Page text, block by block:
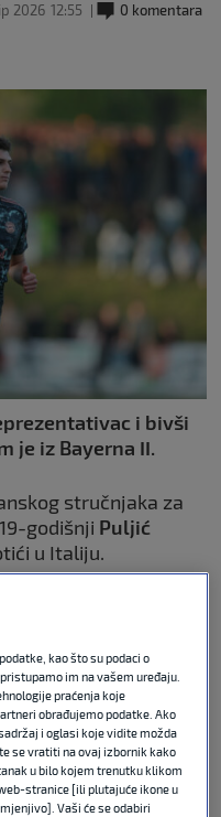
2026 12:55 0 komentara
i bivši
je iz Bayerna II.
stručnjaka za
19-godišnji Puljić
u Italiju.
koji stiže iz
na četiri godine”, piše
centralni branič
produljenja
kao što su podaci o
im na vašem uređaju.
praćenja koje
obrađujemo podatke. Ako
i oglasi koje vidite možda
se vratiti na ovaj izbornik kako
u bilo kojem trenutku klikom
stranice [ili plutajuće ikone u
Vaši će se odabiri